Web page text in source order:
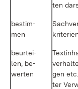
ten
be­stim­
men
be­ur­tei­
len, be­
wer­ten
gen
ter